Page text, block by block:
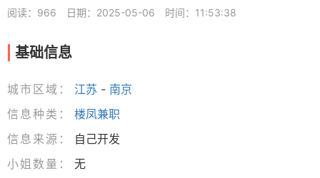
阅读：966 日期：2025-05-06 时间：11:53:38
基础信息
城市区域： 江苏 - 南京
信息种类：
楼凤兼职
信息来源：
自己开发
小姐数量：
无